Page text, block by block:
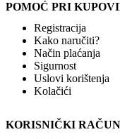
POMOĆ PRI
Registracija
Kako naručiti?
Način plaćanja
Sigurnost
Uslovi korištenja
Kolačići
KORISNIČKI RAČUN